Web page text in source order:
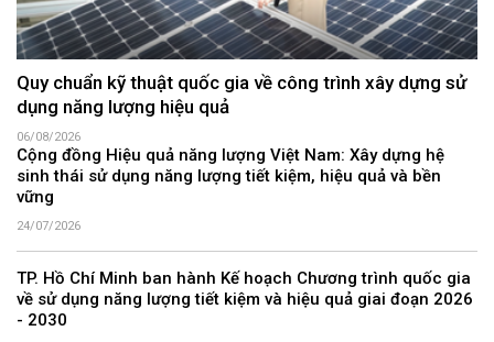
Quy chuẩn kỹ thuật quốc gia về công trình xây dựng sử
dụng năng lượng hiệu quả
06/08/2026
Cộng đồng Hiệu quả năng lượng Việt Nam: Xây dựng hệ
sinh thái sử dụng năng lượng tiết kiệm, hiệu quả và bền
vững
24/07/2026
TP. Hồ Chí Minh ban hành Kế hoạch Chương trình quốc gia
về sử dụng năng lượng tiết kiệm và hiệu quả giai đoạn 2026
- 2030